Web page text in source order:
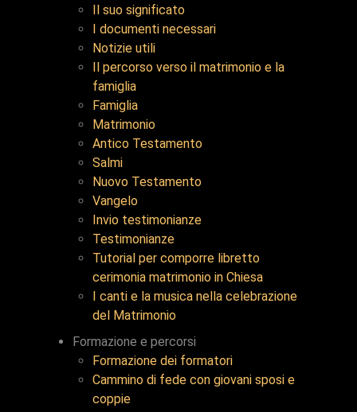
Il suo significato
I documenti necessari
Notizie utili
Il percorso verso il matrimonio e la
famiglia
Famiglia
Matrimonio
Antico Testamento
Salmi
Nuovo Testamento
Vangelo
Invio testimonianze
Testimonianze
Tutorial per comporre libretto
cerimonia matrimonio in Chiesa
I canti e la musica nella celebrazione
del Matrimonio
Formazione e percorsi
Formazione dei formatori
Cammino di fede con giovani sposi e
coppie